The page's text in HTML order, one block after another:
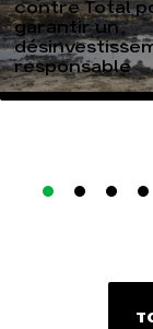
contre Total
garantir un
responsable